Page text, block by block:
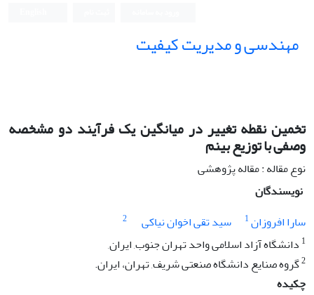
مهندسی و مدیریت کیفیت
تخمین نقطه تغییر در میانگین یک فرآیند دو مشخصه
وصفی با توزیع بینم
نوع مقاله : مقاله پژوهشی
نویسندگان
سارا افروزان1 سید تقی اخوان نیاکی
2
1 دانشگاه آزاد اسلامی واحد تهران جنوب, ایران,
2گروه صنایع دانشگاه صنعتی شریف, تهران، ایران.
چکیده